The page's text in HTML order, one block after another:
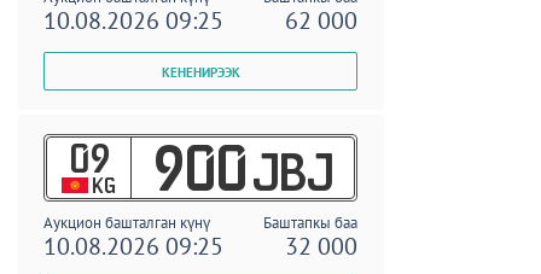
10.08.2026 09:25 62 000
09
KG 900 JBJ
Аукцион башталган күнү Баштапкы баа
10.08.2026 09:25 32 000